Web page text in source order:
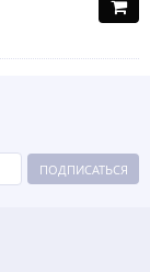
ПОДПИСАТЬСЯ